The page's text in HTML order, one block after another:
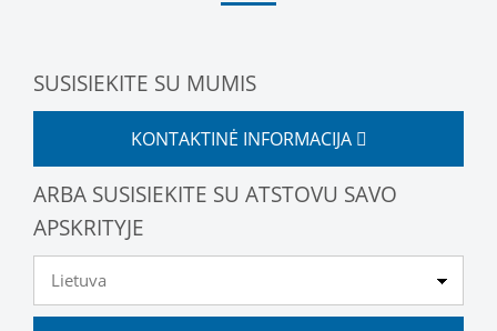
SUSISIEKITE SU MUMIS
KONTAKTINĖ INFORMACIJA
ARBA SUSISIEKITE SU ATSTOVU SAVO
APSKRITYJE